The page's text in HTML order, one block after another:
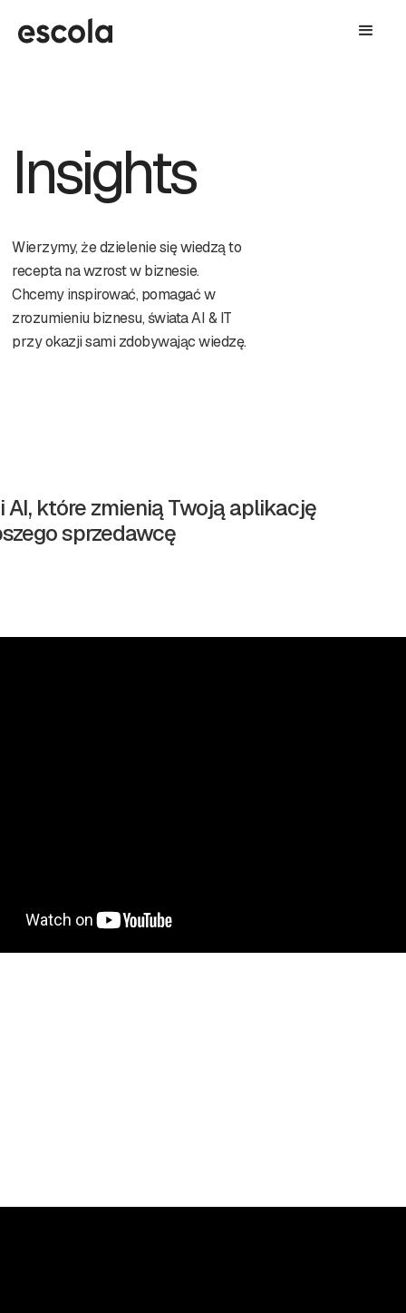
Insights
Wierzymy, że dzielenie się wiedzą to
recepta na wzrost w biznesie.
Chcemy inspirować, pomagać w
zrozumieniu biznesu, świata AI & IT
przy okazji sami zdobywając wiedzę.
które zmienią Twoją aplikację
sprzedawcę